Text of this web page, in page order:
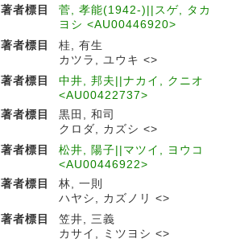
著者標目
菅, 孝能(1942-)||スゲ, タカ
ヨシ <AU00446920>
著者標目
桂, 有生
カツラ, ユウキ <>
著者標目
中井, 邦夫||ナカイ, クニオ
<AU00422737>
著者標目
黒田, 和司
クロダ, カズシ <>
著者標目
松井, 陽子||マツイ, ヨウコ
<AU00446922>
著者標目
林, 一則
ハヤシ, カズノリ <>
著者標目
笠井, 三義
カサイ, ミツヨシ <>